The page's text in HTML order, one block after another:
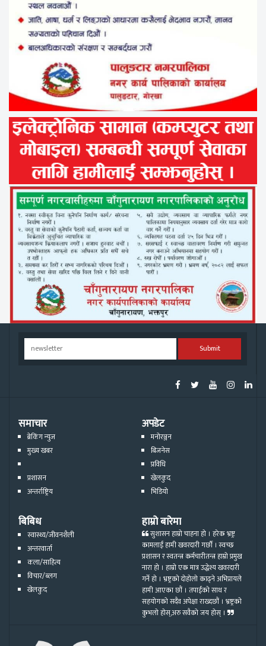
Submit
समाचार
ब्रेकिंग न्युज
मुख्य खबर
प्रशासन
अन्तर्राष्ट्रिय
अपडेट
मनोरञ्जन
बिजनेस
प्रविधि
खेलकुद
भिडियो
बिबिध
स्वास्थ्य/जीवनशैली
अन्तरवार्ता
कला/साहित्य
विचार/ब्लग
खेलकुद
हाम्रो बारेमा
सुशासन हाम्रो चाहना हो । हरेक भ्रष्ट्र
कामलाई हामी खवरदारी गर्छौ । स्वच्छ
प्रशासन र स्वतन्त्र कर्मचारीतन्त्र हाम्रो प्रमुख
नारा हो । हाम्रो एक मात्र उद्धेश्य खवरदारी
गर्ने हो । भ्रष्ट्रको दोहोलो काढ्ने अभिप्रायले
हामी आएका छौं । तपाईको साथ र
सहयोगको सदैव अपेक्षा राख्दछौं । भ्रष्ट्रको
कुभलो होस्,अरु सवैको जय होस् ।